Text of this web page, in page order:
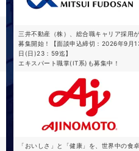
三井不動産（株）、総合職キャリア採用
募集開始！【面談申込締切：2026年9月
日(日)23：59迄】
エキスパート職掌(IT系)も募集中！
「おいしさ」と「健康」を、世界中の食